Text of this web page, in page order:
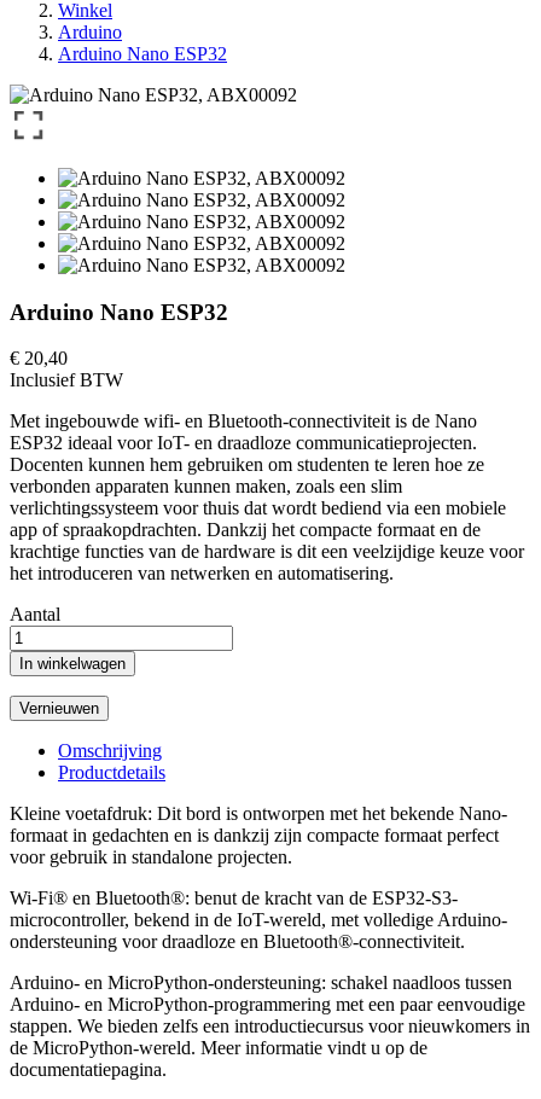
Winkel
Arduino
Arduino Nano ESP32
Arduino Nano ESP32
€ 20,40
Inclusief BTW
Met ingebouwde wifi- en Bluetooth-connectiviteit is de Nano
ESP32 ideaal voor IoT- en draadloze communicatieprojecten.
Docenten kunnen hem gebruiken om studenten te leren hoe ze
verbonden apparaten kunnen maken, zoals een slim
verlichtingssysteem voor thuis dat wordt bediend via een mobiele
app of spraakopdrachten. Dankzij het compacte formaat en de
krachtige functies van de hardware is dit een veelzijdige keuze voor
het introduceren van netwerken en automatisering.
Aantal
In winkelwagen
Omschrijving
Productdetails
Kleine voetafdruk: Dit bord is ontworpen met het bekende Nano-
formaat in gedachten en is dankzij zijn compacte formaat perfect
voor gebruik in standalone projecten.
Wi-Fi® en Bluetooth®: benut de kracht van de ESP32-S3-
microcontroller, bekend in de IoT-wereld, met volledige Arduino-
ondersteuning voor draadloze en Bluetooth®-connectiviteit.
Arduino- en MicroPython-ondersteuning: schakel naadloos tussen
Arduino- en MicroPython-programmering met een paar eenvoudige
stappen. We bieden zelfs een introductiecursus voor nieuwkomers in
de MicroPython-wereld. Meer informatie vindt u op de
documentatiepagina.